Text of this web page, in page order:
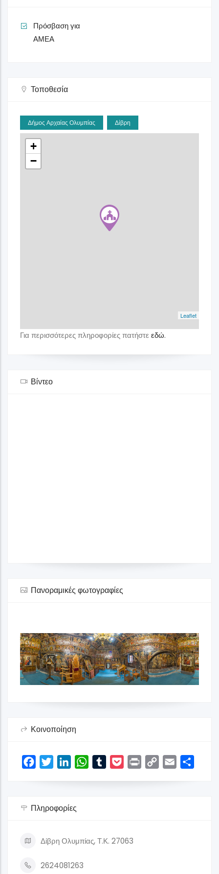
Πρόσβαση για
ΑΜΕΑ
Τοποθεσία
Δήμος Αρχαίας Ολυμπίας Δίβρη
+
−
Leaflet
Για περισσότερες πληροφορίες πατήστε εδώ.
Βίντεο
Πανοραμικές φωτογραφίες
Κοινοποίηση
FacebookTwitterLinkedInWhatsAppTumblrPocketPrint
Copy
Email
Πληροφορίες
Δίβρη Ολυμπίας, Τ.Κ. 27063
2624081263